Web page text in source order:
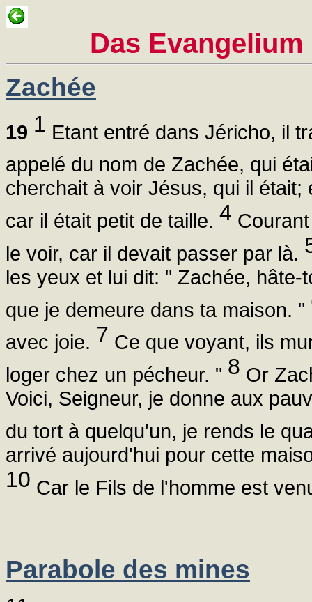
Das
Zachée
19 1 Etant entré dans Jéricho, il
appelé du nom de Zachée, qui
cherchait à voir Jésus, qui il
car il était petit de taille. 4
le voir, car il devait passer par là.
les yeux et lui dit: " Zachée,
que je demeure dans ta maison. "
avec joie. 7 Ce que voyant, ils
loger chez un pécheur. " 8 Or
Voici, Seigneur, je donne aux
du tort à quelqu'un, je rends le
arrivé aujourd'hui pour cette
10 Car le Fils de l'homme est
Parabole des mines